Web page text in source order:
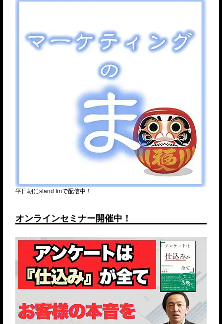
平日朝にstand.fmで配信中！
オンラインセミナー開催中！